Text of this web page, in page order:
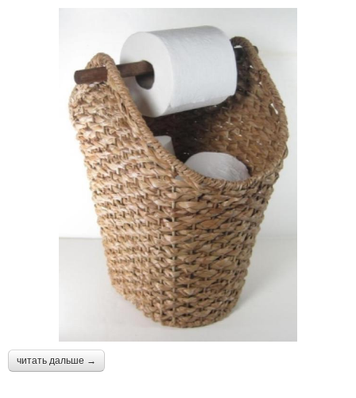
читать дальше →